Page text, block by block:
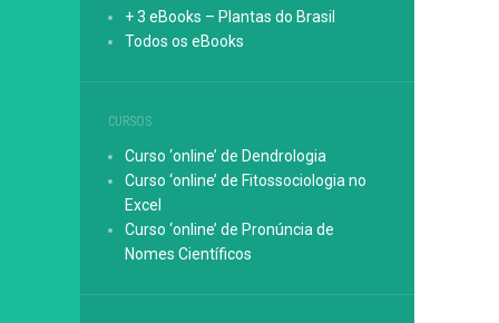
+ 3 eBooks – Plantas do Brasil
Todos os eBooks
CURSOS
Curso ‘online’ de Dendrologia
Curso ‘online’ de Fitossociologia no
Excel
Curso ‘online’ de Pronúncia de
Nomes Científicos